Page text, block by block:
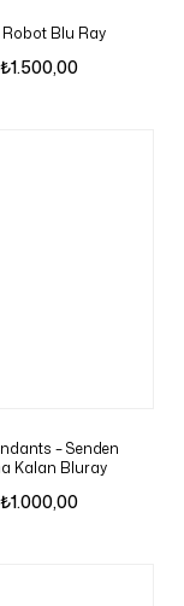
Robot Blu Ray
₺1.500,00
– Senden
Kalan Bluray
₺1.000,00